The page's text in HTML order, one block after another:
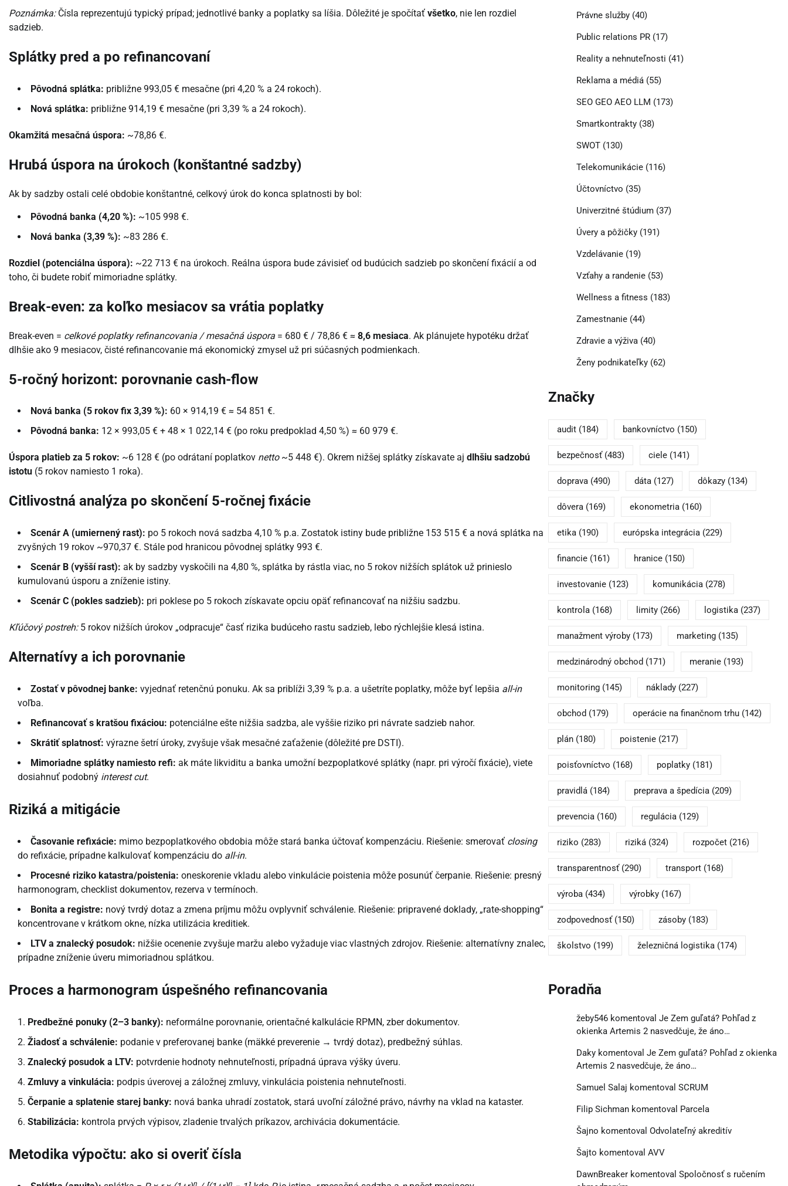
Poznámka:Čísla reprezentujú typický prípad; jednotlivé banky a poplatky sa líšia. Dôležité je spočítať všetko, nie len rozdiel
sadzieb.
Splátky pred a po refinancovaní
Pôvodná splátka: približne 993,05 € mesačne (pri 4,20 % a 24 rokoch).
Nová splátka: približne 914,19 € mesačne (pri 3,39 % a 24 rokoch).
Okamžitá mesačná úspora: ~78,86 €.
Hrubá úspora na úrokoch (konštantné sadzby)
Ak by sadzby ostali celé obdobie konštantné, celkový úrok do konca splatnosti by bol:
Pôvodná banka (4,20 %): ~105 998 €.
Nová banka (3,39 %): ~83 286 €.
Rozdiel (potenciálna úspora): ~22 713 € na úrokoch. Reálna úspora bude závisieť od budúcich sadzieb po skončení fixácií a od
toho, či budete robiť mimoriadne splátky.
Break-even: za koľko mesiacov sa vrátia poplatky
Break-even = celkové poplatky refinancovania / mesačná úspora = 680 € / 78,86 € ≈ 8,6 mesiaca. Ak plánujete hypotéku držať
dlhšie ako 9 mesiacov, čisté refinancovanie má ekonomický zmysel už pri súčasných podmienkach.
5-ročný horizont: porovnanie cash-flow
Nová banka (5 rokov fix 3,39 %): 60 × 914,19 € ≈ 54 851 €.
Pôvodná banka: 12 × 993,05 € + 48 × 1 022,14 € (po roku predpoklad 4,50 %) ≈ 60 979 €.
Úspora platieb za 5 rokov: ~6 128 € (po odrátaní poplatkov netto~5 448 €). Okrem nižšej splátky získavate aj dlhšiu sadzobú
istotu (5 rokov namiesto 1 roka).
Citlivostná analýza po skončení 5-ročnej fixácie
Scenár A (umiernený rast): po 5 rokoch nová sadzba 4,10 % p.a. Zostatok istiny bude približne 153 515 € a nová splátka na
zvyšných 19 rokov ~970,37 €. Stále pod hranicou pôvodnej splátky 993 €.
Scenár B (vyšší rast): ak by sadzby vyskočili na 4,80 %, splátka by rástla viac, no 5 rokov nižších splátok už prinieslo
kumulovanú úsporu a zníženie istiny.
Scenár C (pokles sadzieb): pri poklese po 5 rokoch získavate opciu opäť refinancovať na nižšiu sadzbu.
Kľúčový postreh:5 rokov nižších úrokov „odpracuje“ časť rizika budúceho rastu sadzieb, lebo rýchlejšie klesá istina.
Alternatívy a ich porovnanie
Zostať v pôvodnej banke: vyjednať retenčnú ponuku. Ak sa priblíži 3,39 % p.a. a ušetríte poplatky, môže byť lepšia all-in
voľba.
Refinancovať s kratšou fixáciou: potenciálne ešte nižšia sadzba, ale vyššie riziko pri návrate sadzieb nahor.
Skrátiť splatnosť: výrazne šetrí úroky, zvyšuje však mesačné zaťaženie (dôležité pre DSTI).
Mimoriadne splátky namiesto refi: ak máte likviditu a banka umožní bezpoplatkové splátky (napr. pri výročí fixácie), viete
dosiahnuť podobný interest cut.
Riziká a mitigácie
Časovanie refixácie: mimo bezpoplatkového obdobia môže stará banka účtovať kompenzáciu. Riešenie: smerovať closing
do refixácie, prípadne kalkulovať kompenzáciu do all-in.
Procesné riziko katastra/poistenia: oneskorenie vkladu alebo vinkulácie poistenia môže posunúť čerpanie. Riešenie: presný
harmonogram, checklist dokumentov, rezerva v termínoch.
Bonita a registre: nový tvrdý dotaz a zmena príjmu môžu ovplyvniť schválenie. Riešenie: pripravené doklady, „rate-shopping“
koncentrovane v krátkom okne, nízka utilizácia kreditiek.
LTV a znalecký posudok: nižšie ocenenie zvyšuje maržu alebo vyžaduje viac vlastných zdrojov. Riešenie: alternatívny znalec,
prípadne zníženie úveru mimoriadnou splátkou.
Proces a harmonogram úspešného refinancovania
Predbežné ponuky (2–3 banky): neformálne porovnanie, orientačné kalkulácie RPMN, zber dokumentov.
Žiadosť a schválenie: podanie v preferovanej banke (mäkké preverenie → tvrdý dotaz), predbežný súhlas.
Znalecký posudok a LTV: potvrdenie hodnoty nehnuteľnosti, prípadná úprava výšky úveru.
Zmluvy a vinkulácia: podpis úverovej a záložnej zmluvy, vinkulácia poistenia nehnuteľnosti.
Čerpanie a splatenie starej banky: nová banka uhradí zostatok, stará uvoľní záložné právo, návrhy na vklad na kataster.
Stabilizácia: kontrola prvých výpisov, zladenie trvalých príkazov, archivácia dokumentácie.
Metodika výpočtu: ako si overiť čísla
n n
Právne služby(40)
Public relations PR(17)
Reality a nehnuteľnosti (41)
Reklama a médiá(55)
SEO GEO AEO LLM (173)
Smartkontrakty(38)
SWOT(130)
Telekomunikácie(116)
Účtovníctvo (35)
Univerzitné štúdium(37)
Úvery a pôžičky(191)
Vzdelávanie(19)
Vzťahy a randenie(53)
Wellness a fitness (183)
Zamestnanie(44)
Zdravie a výživa(40)
Ženy podnikateľky(62)
Značky
audit(184) bankovníctvo (150)
bezpečnosť(483) ciele(141)
doprava(490) dáta(127) dôkazy(134)
dôvera(169) ekonometria(160)
etika(190) európska integrácia(229)
financie(161) hranice(150)
investovanie(123) komunikácia(278)
kontrola(168) limity(266) logistika(237)
manažment výroby(173) marketing(135)
medzinárodný obchod (171) meranie(193)
monitoring(145) náklady(227)
obchod (179) operácie na finančnom trhu(142)
plán(180) poistenie(217)
poisťovníctvo (168) poplatky(181)
pravidlá(184) preprava a špedícia(209)
prevencia(160) regulácia(129)
riziko (283) riziká(324) rozpočet(216)
transparentnosť(290) transport(168)
výroba(434) výrobky(167)
zodpovednosť(150) zásoby(183)
školstvo (199) železničná logistika(174)
Poradňa
žeby546komentoval Je Zem guľatá? Pohľad z
okienka Artemis 2 nasvedčuje, že áno…
Dakykomentoval Je Zem guľatá? Pohľad z okienka
Artemis 2 nasvedčuje, že áno…
Samuel Salaj komentoval SCRUM
Filip Sichmankomentoval Parcela
Šajno komentoval Odvolateľný akreditív
Šajto komentoval AVV
DawnBreakerkomentoval Spoločnosť s ručením